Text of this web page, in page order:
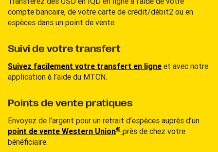
compte bancaire, de votre carte de crédit/débit2 ou en
espèces dans un point de vente.
Suivi de votre transfert
Suivez facilement votre transfert en ligne et avec notre
application à l’aide du MTCN.
Points de vente pratiques
Envoyez de l’argent pour un retrait d’espèces auprès d’un
point de vente Western Union® près de chez votre
bénéficiaire.